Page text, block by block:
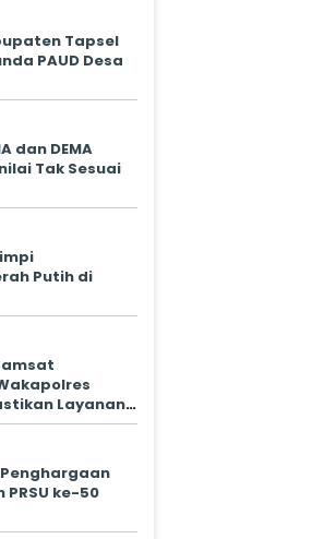
Tapsel
PAUD Desa
dan DEMA
Tak Sesuai
Putih di
Layanan
ke-50